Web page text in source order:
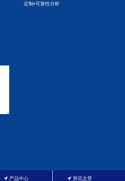
定制•可靠性分析
产品中心 资讯文章